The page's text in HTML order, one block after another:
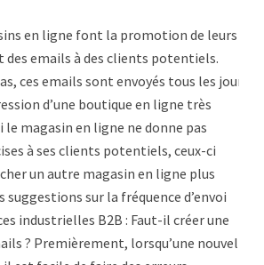
en ligne font la promotion de leurs
des emails à des clients potentiels.
ces emails sont envoyés tous les jours
d’une boutique en ligne très
le magasin en ligne ne donne pas
à ses clients potentiels, ceux-ci
un autre magasin en ligne plus
suggestions sur la fréquence d’envoi
industrielles B2B : Faut-il créer une
? Premièrement, lorsqu’une nouvelle